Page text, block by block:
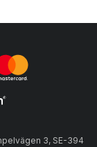
3, SE-394